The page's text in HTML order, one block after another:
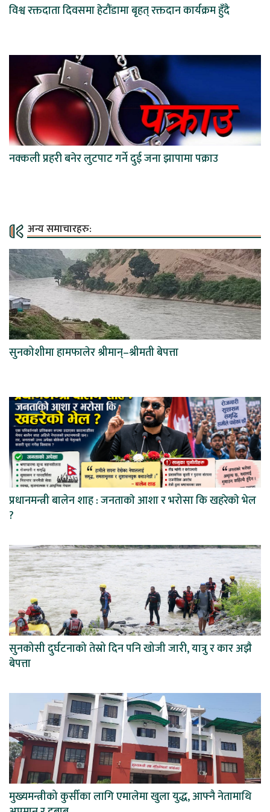
विश्व रक्तदाता दिवसमा हेटौंडामा बृहत् रक्तदान कार्यक्रम हुँदै
नक्कली प्रहरी बनेर लुटपाट गर्ने दुई जना झापामा पक्राउ
अन्य समाचारहरु:
सुनकोशीमा हामफालेर श्रीमान्–श्रीमती बेपत्ता
प्रधानमन्त्री बालेन शाह : जनताकाे आशा र भरोसा कि खहरेकाे भेल
?
सुनकोसी दुर्घटनाको तेस्रो दिन पनि खोजी जारी, यात्रु र कार अझै
बेपत्ता
मुख्यमन्त्रीको कुर्सीका लागि एमालेमा खुला युद्ध, आफ्नै नेतामाथि